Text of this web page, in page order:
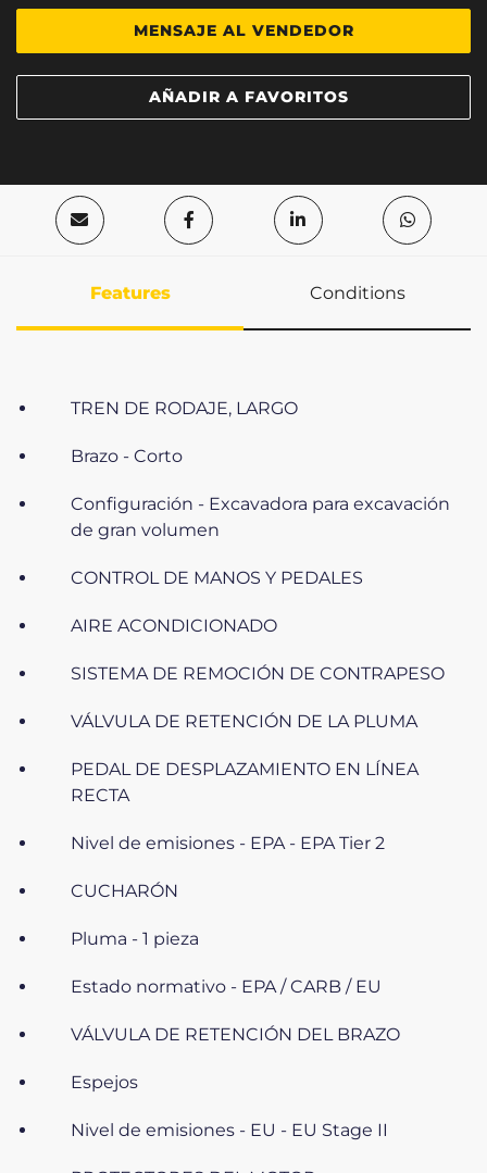
MENSAJE AL VENDEDOR
AÑADIR A FAVORITOS
Features Conditions
TREN DE RODAJE, LARGO
Brazo - Corto
Configuración - Excavadora para excavación
de gran volumen
CONTROL DE MANOS Y PEDALES
AIRE ACONDICIONADO
SISTEMA DE REMOCIÓN DE CONTRAPESO
VÁLVULA DE RETENCIÓN DE LA PLUMA
PEDAL DE DESPLAZAMIENTO EN LÍNEA
RECTA
Nivel de emisiones - EPA - EPA Tier 2
CUCHARÓN
Pluma - 1 pieza
Estado normativo - EPA / CARB / EU
VÁLVULA DE RETENCIÓN DEL BRAZO
Espejos
Nivel de emisiones - EU - EU Stage II